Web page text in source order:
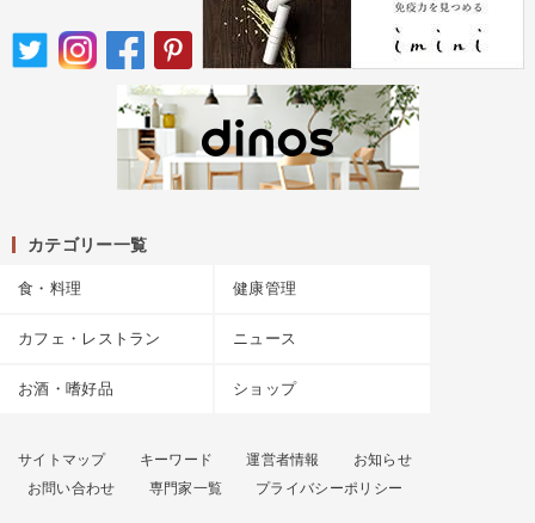
カテゴリー一覧
食・料理 健康管理
カフェ・レストラン ニュース
お酒・嗜好品 ショップ
サイトマップ キーワード 運営者情報
お知らせ
お問い合わせ
専門家一覧 プライバシーポリシー